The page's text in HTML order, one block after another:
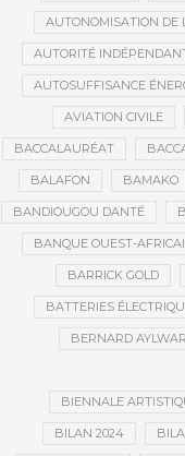
AUTONOMISATION DE
AUTORITÉ
AUTOSUFFISANCE
AVIATION CIVILE
BACCALAURÉAT
BALAFON BAMAKO
BANDIOUGOU DANTÉ
BANQUE OUEST-
BARRICK GOLD
BATTERIES
BERNARD
BIENNALE
BILAN 2024